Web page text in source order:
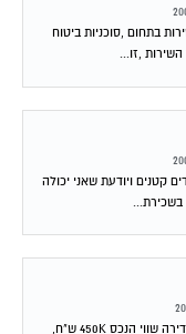
בתחום ,סוכניות ביטוח
,זו...
קטנים ויודעת שאני יכולה